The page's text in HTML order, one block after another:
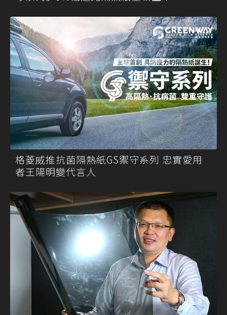
格菱威推抗菌隔熱紙GS禦守系列 忠實愛用
者王陽明變代言人